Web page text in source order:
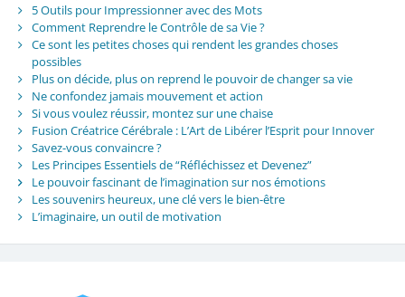
5 Outils pour Impressionner avec des Mots
Comment Reprendre le Contrôle de sa Vie ?
Ce sont les petites choses qui rendent les grandes choses
possibles
Plus on décide, plus on reprend le pouvoir de changer sa vie
Ne confondez jamais mouvement et action
Si vous voulez réussir, montez sur une chaise
Fusion Créatrice Cérébrale : L’Art de Libérer l’Esprit pour Innover
Savez-vous convaincre ?
Les Principes Essentiels de “Réfléchissez et Devenez”
Le pouvoir fascinant de l’imagination sur nos émotions
Les souvenirs heureux, une clé vers le bien-être
L’imaginaire, un outil de motivation